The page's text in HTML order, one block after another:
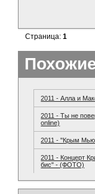
Страница:1
2011 - Алла и
2011 - Ты не
online)
2011 - "Крым
2011 - Концерт
бис" - (ФОТО)